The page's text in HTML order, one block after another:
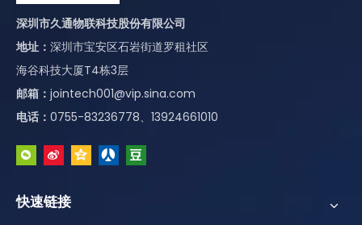
深圳市久通物联科技股份有限公司
地址： 深圳市宝安区石岩街道罗租社区
海谷科技大厦T4栋3层
邮箱： jointech001@vip.sina.com
电话： 0755-83236778、13924661010
快速链接